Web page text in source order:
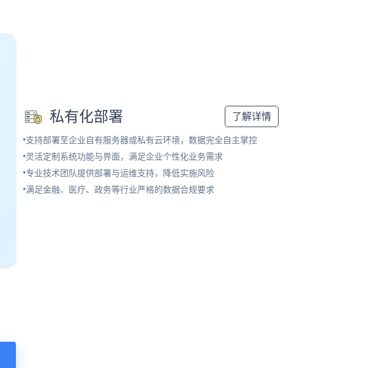
私有化部署 了解详情
•支持部署至企业自有服务器或私有云环境，数据完全自主掌控
•灵活定制系统功能与界面，满足企业个性化业务需求
•专业技术团队提供部署与运维支持，降低实施风险
•满足金融、医疗、政务等行业严格的数据合规要求